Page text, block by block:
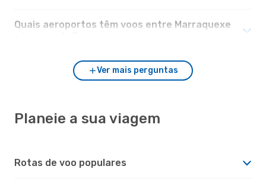
Quais aeroportos têm voos entre Marraquexe
Ver mais perguntas
Planeie a sua viagem
Rotas de voo populares